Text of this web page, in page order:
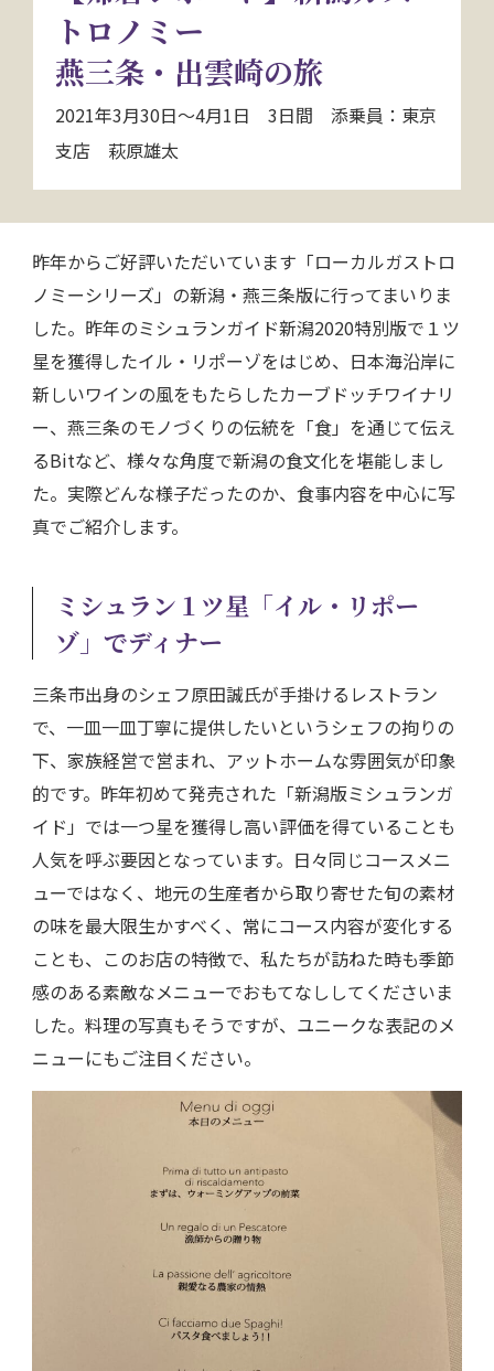
トロノミー
燕三条・出雲崎の旅
2021年3月30日～4月1日 3日間 添乗員：東京
支店 萩原雄太
昨年からご好評いただいています「ローカルガストロ
ノミーシリーズ」の新潟・燕三条版に行ってまいりま
した。昨年のミシュランガイド新潟2020特別版で１ツ
星を獲得したイル・リポーゾをはじめ、日本海沿岸に
新しいワインの風をもたらしたカーブドッチワイナリ
ー、燕三条のモノづくりの伝統を「食」を通じて伝え
るBitなど、様々な角度で新潟の食文化を堪能しまし
た。実際どんな様子だったのか、食事内容を中心に写
真でご紹介します。
ミシュラン１ツ星「イル・リポー
ゾ」でディナー
三条市出身のシェフ原田誠氏が手掛けるレストラン
で、一皿一皿丁寧に提供したいというシェフの拘りの
下、家族経営で営まれ、アットホームな雰囲気が印象
的です。昨年初めて発売された「新潟版ミシュランガ
イド」では一つ星を獲得し高い評価を得ていることも
人気を呼ぶ要因となっています。日々同じコースメニ
ューではなく、地元の生産者から取り寄せた旬の素材
の味を最大限生かすべく、常にコース内容が変化する
ことも、このお店の特徴で、私たちが訪ねた時も季節
感のある素敵なメニューでおもてなししてくださいま
した。料理の写真もそうですが、ユニークな表記のメ
ニューにもご注目ください。